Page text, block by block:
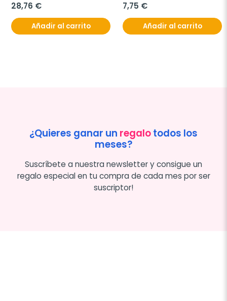
28,76 €
Añadir al carrito
7,75 €
Añadir al carrito
¿Quieres ganar un regalotodos los
meses?
Suscríbete a nuestra newsletter y consigue un
regalo especial en tu compra de cada mes por ser
suscriptor!